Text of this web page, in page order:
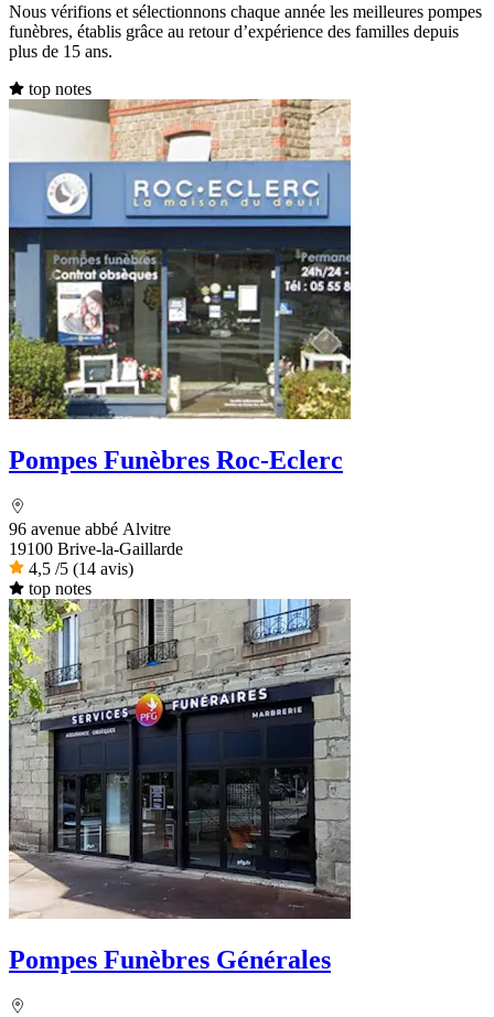
Nous vérifions et sélectionnons chaque année les meilleures pompes
funèbres, établis grâce au retour d’expérience des familles depuis
plus de 15 ans.
top notes
Pompes Funèbres Roc-Eclerc
96 avenue abbé Alvitre
19100 Brive-la-Gaillarde
4,5 /5 (14 avis)
top notes
Pompes Funèbres Générales